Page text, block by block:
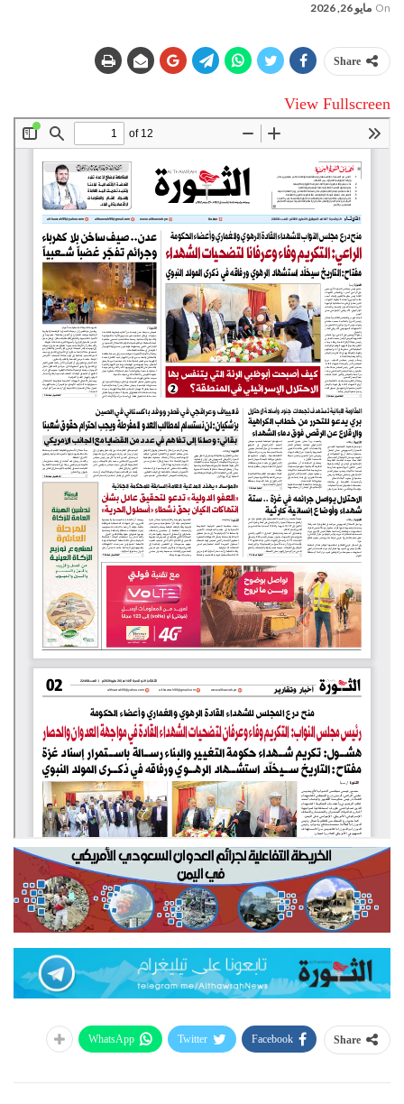
On مايو 26, 2026
Share
View Fullscreen
Share
Facebook
Twitter
WhatsApp